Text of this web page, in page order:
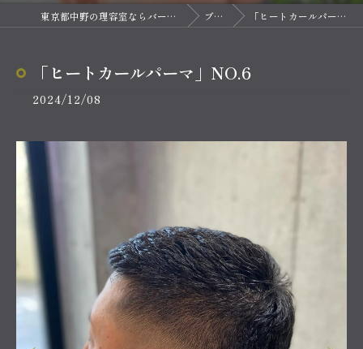
東京都中野の理容室ならバーバーバー 中野 ブログ 「ヒートカールパーマ」NO.6
「ヒートカールパーマ」NO.6
2024/12/08